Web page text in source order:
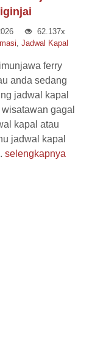
62.137x
, Jadwal Kapal
ferry
anda sedang
jadwal kapal
gagal
kapal atau
jadwal kapal
selengkapnya